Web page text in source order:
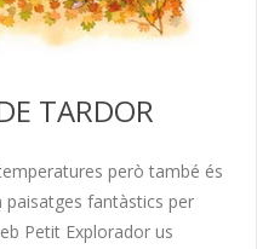
TARDOR
però també és
paisatges fantàstics per
Petit Explorador us